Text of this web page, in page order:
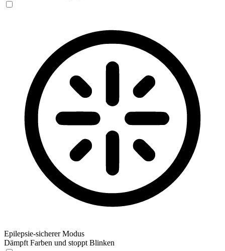
Epilepsie-sicherer Modus
Dämpft Farben und stoppt Blinken